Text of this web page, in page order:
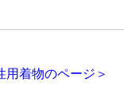
用着物のページ＞